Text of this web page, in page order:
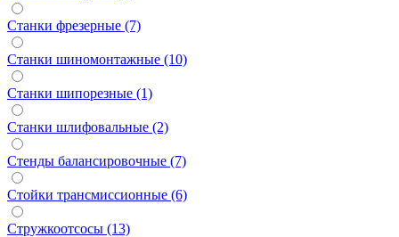
Станки фрезерные (7)
Станки шиномонтажные (10)
Станки шипорезные (1)
Станки шлифовальные (2)
Стенды балансировочные (7)
Стойки трансмиссионные (6)
Стружкоотсосы (13)